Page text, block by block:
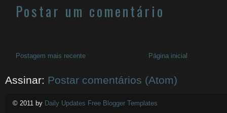
Postar um comentário
Postagem mais recente Página inicial
Assinar: Postar comentários (Atom)
© 2011 by Daily Updates Free Blogger Templates